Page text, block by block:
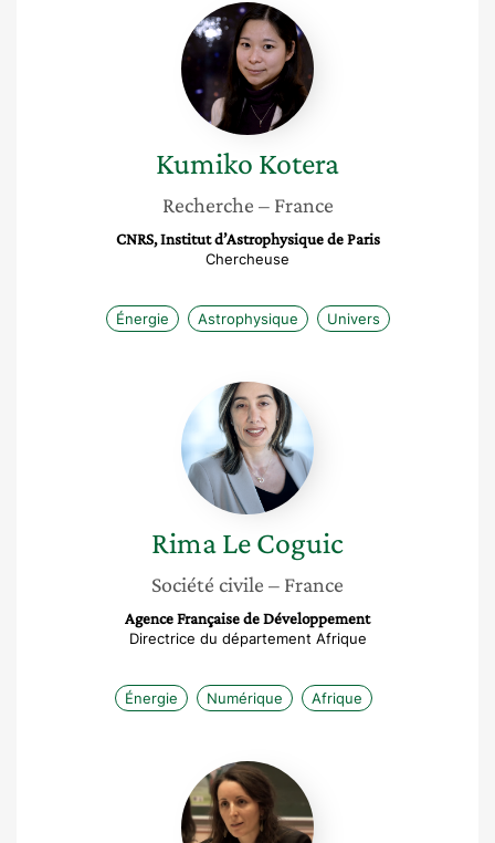
Kumiko
Kotera
Kumiko Kotera
Recherche – France
CNRS, Institut d’Astrophysique de Paris
Chercheuse
Énergie Astrophysique Univers
Rima
Le
Coguic
RimaLe Coguic
Société civile – France
Agence Française de Développement
Directrice du département Afrique
Énergie Numérique Afrique
Esther
Bailleul